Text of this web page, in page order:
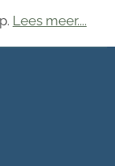
Lees meer....